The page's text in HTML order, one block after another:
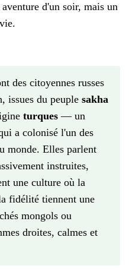
d'un soir, mais un
des citoyennes russes
issues du peuple sakha
turques — un
a colonisé l'un des
monde. Elles parlent
instruites,
une culture où la
fidélité tiennent une
mongols ou
droites, calmes et